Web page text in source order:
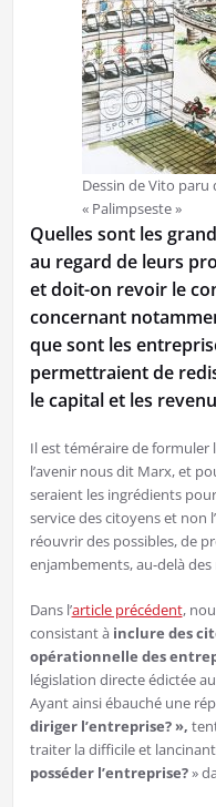
Dessin de Vito paru
« Palimpseste »
Quelles sont les
au regard de leurs
et doit-on revoir le
concernant
que sont les
permettraient de
le capital et les
Il est téméraire de formuler
l’avenir nous dit Marx, et
seraient les ingrédients
service des citoyens et non
réouvrir des possibles, de
enjambements, au-delà
Dans l’article précédent,
consistant à inclure des
opérationnelle des
législation directe édictée
Ayant ainsi ébauché une
diriger l’entreprise? »,
traiter la difficile et
posséder l’entreprise?»